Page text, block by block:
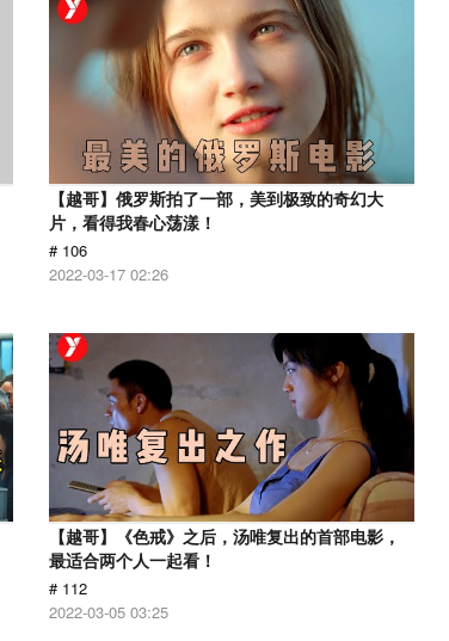
【越哥】俄罗斯拍了一部，美到极致的奇幻大
片，看得我春心荡漾！
# 106
2022-03-17 02:26
【越哥】《色戒》之后，汤唯复出的首部电影，
最适合两个人一起看！
# 112
2022-03-05 03:25